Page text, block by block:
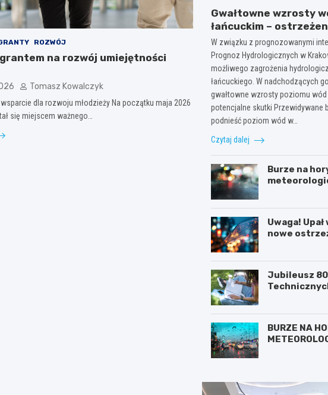
ROZWÓJ
na rozwój umiejętności
Tomasz Kowalczyk
dla rozwoju młodzieży Na początku maja 2026
się miejscem ważnego…
Gwałtowne wzrosty
łańcuckim –
W związku z prognozowanymi
Prognoz Hydrologicznych w
możliwego zagrożenia
łańcuckiego. W nadchodzących
gwałtowne wzrosty poziomu
potencjalne skutki Przewidywane
podnieść poziom wód w…
Czytaj dalej
Burze na
Uwaga!
nowe
Jubileusz
BURZE NA